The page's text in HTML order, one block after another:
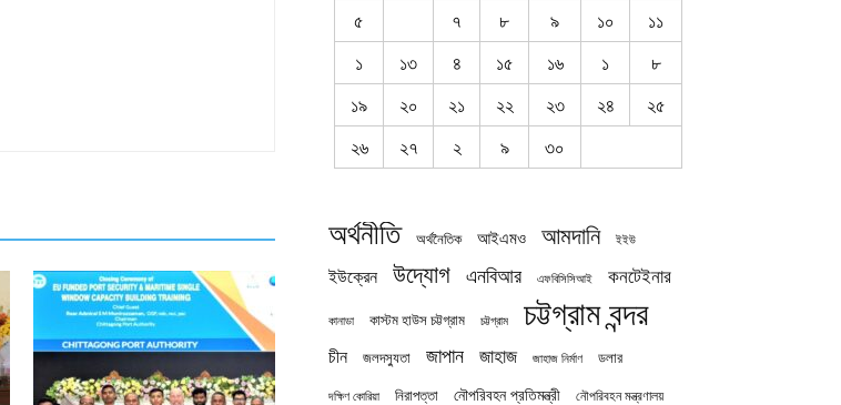
৫
৭ ৮ ৯ ১০
১১
১
১৩ ৪ ১৫ ১৬ ১
৮
১৯
২০ ২১ ২২ ২৩ ২৪
২৫
২৬
২৭ ২ ৯ ৩০
অর্থনীতি অর্থনৈতিক আইএমও আমদানি ইইউ
ইউক্রেন উদ্যোগ এনবিআর এফবিসিসিআই কনটেইনার
কানাডা কাস্টম হাউস চট্টগ্রাম চট্টগ্রাম চট্টগ্রাম বন্দর
চীন জলদস্যুতা জাপান জাহাজ জাহাজ নির্মাণ ডলার
দক্ষিণ কোরিয়া নিরাপত্তা নৌপরিবহন প্রতিমন্ত্রী নৌপরিবহন মন্ত্রণালয়